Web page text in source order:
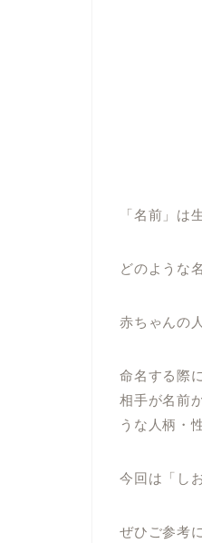
「名前」は
どのような
赤ちゃんの
命名する際
相手が名前
うな人柄・
今回は「し
ぜひご参考